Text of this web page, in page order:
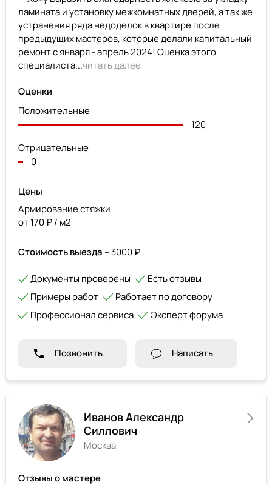
ламината и установку межкомнатных дверей, а так же
устранения ряда недоделок в квартире после
предыдущих мастеров, которые делали капитальный
ремонт с января - апрель 2024! Оценка этого
специалиста...читать далее
Оценки
Положительные
120
Отрицательные
0
Цены
Армирование стяжки
от 170 ₽ / м2
Стоимость выезда – 3000 ₽
Документы проверены
Есть отзывы
Примеры работ
Работает по договору
Профессионал сервиса
Эксперт форума
Позвонить Написать
Иванов Александр
Силлович
Москва
Отзывы о мастере